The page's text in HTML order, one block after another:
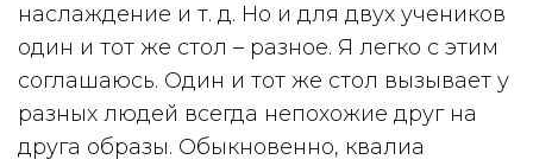
наслаждение и т. д. Но и для двух учеников
один и тот же стол – разное. Я легко с этим
соглашаюсь. Один и тот же стол вызывает у
разных людей всегда непохожие друг на
друга образы. Обыкновенно, квалиа